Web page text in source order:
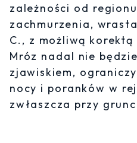
zależności od
zachmurzenia,
C., z możliwą
Mróz nadal nie
zjawiskiem,
nocy i poranków w
zwłaszcza przy